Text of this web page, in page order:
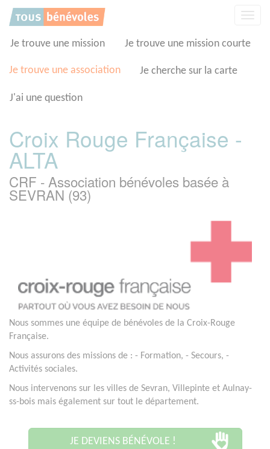
Je trouve une mission Je trouve une mission courte
Je trouve une association Je cherche sur la carte
J'ai une question
Croix Rouge Française -
ALTA
CRF - Association bénévoles basée à
SEVRAN (93)
Nous sommes une équipe de bénévoles de la Croix-Rouge
Française.
Nous assurons des missions de : - Formation, - Secours, -
Activités sociales.
Nous intervenons sur les villes de Sevran, Villepinte et Aulnay-
ss-bois mais également sur tout le département.
JE DEVIENS BÉNÉVOLE !
Panneau de gestion des cookies